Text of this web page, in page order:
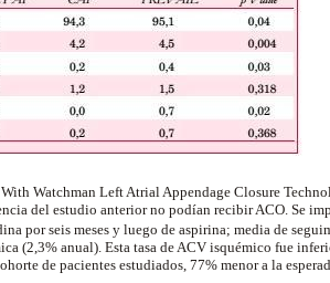
Watchman Left Atrial Appendage Closure
del estudio anterior no podían recibir ACO. Se
por seis meses y luego de aspirina; media de
(2,3% anual). Esta tasa de ACV isquémico fue
de pacientes estudiados, 77% menor a la